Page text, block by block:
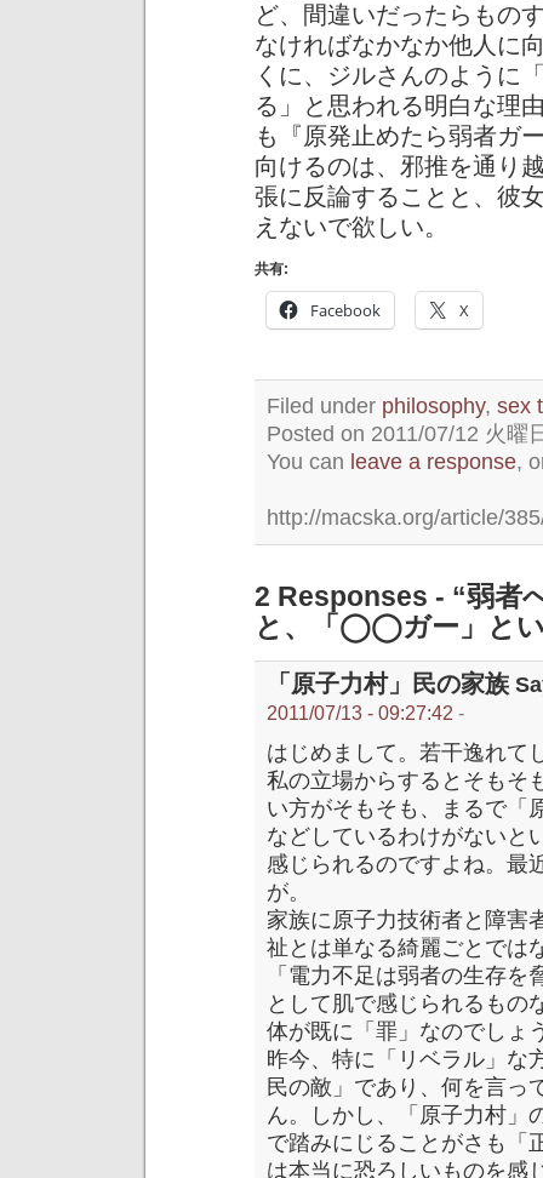
ど、間違いだったらもの
なければなかなか他人に
くに、ジルさんのように
る」と思われる明白な理
も『原発止めたら弱者ガ
向けるのは、邪推を通り
張に反論することと、彼
えないで欲しい。
共有:
Facebook X
Filed under philosophy, sex
Posted on 2011/07/12 火曜
You can leave a response,
http://macska.org/article/
2 Responses - “弱者
と、「◯◯ガー」とい
「原子力村」民の家族
2011/07/13 - 09:27:42 -
はじめまして。若干逸れ
私の立場からするとそもそ
い方がそもそも、まるで「
などしているわけがないと
感じられるのですよね。最
が。
家族に原子力技術者と障害
祉とは単なる綺麗ごとでは
「電力不足は弱者の生存
として肌で感じられるもの
体が既に「罪」なのでしょ
昨今、特に「リベラル」な
民の敵」であり、何を言っ
ん。しかし、「原子力村」
で踏みにじることがさも「
は本当に恐ろしいものを感